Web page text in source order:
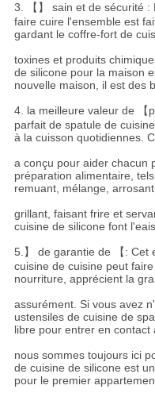
3. 【】 sain et de sécurité
faire cuire l'ensemble est
gardant le coffre-fort de
toxines et produits
de silicone pour la maison
nouvelle maison, il est des
4. la meilleure valeur de 【
parfait de spatule de
à la cuisson quotidiennes.
a conçu pour aider chacun
préparation alimentaire,
remuant, mélange,
grillant, faisant frire et
cuisine de silicone font
5.】 de garantie de 【: Cet
cuisine de cuisine peut
nourriture, apprécient la
assurément. Si vous avez
ustensiles de cuisine de
libre pour entrer en contact
nous sommes toujours ici
de cuisine de silicone est
pour le premier